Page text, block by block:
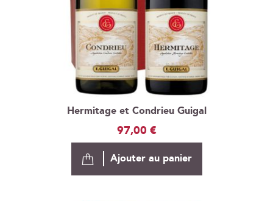
Hermitage et Condrieu Guigal
97,00 €
Ajouter au panier